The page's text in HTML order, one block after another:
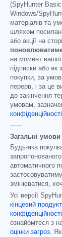
(SpyHunter
Windows/
матеріалів та
шляхом
або акції на
на момент вашої
підписки або як
покупки, за
перерв, і за це
до закінчення
умовам,
------
Загальні умови
Будь-яка
автоматичного
змінюватися,
Усі версії
кінцевий
ознайомтеся з
оцінки загроз.